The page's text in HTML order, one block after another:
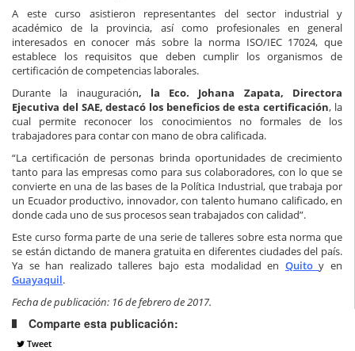
A este curso asistieron representantes del sector industrial y
académico de la provincia, así como profesionales en general
interesados en conocer más sobre la norma ISO/IEC 17024, que
establece los requisitos que deben cumplir los organismos de
certificación de competencias laborales.
Durante la inauguración, la Eco. Johana Zapata, Directora
Ejecutiva del SAE, destacó los beneficios de esta certificación, la
cual permite reconocer los conocimientos no formales de los
trabajadores para contar con mano de obra calificada.
“La certificación de personas brinda oportunidades de crecimiento
tanto para las empresas como para sus colaboradores, con lo que se
convierte en una de las bases de la Política Industrial, que trabaja por
un Ecuador productivo, innovador, con talento humano calificado, en
donde cada uno de sus procesos sean trabajados con calidad”.
Este curso forma parte de una serie de talleres sobre esta norma que
se están dictando de manera gratuita en diferentes ciudades del país.
Ya se han realizado talleres bajo esta modalidad en Quitoy en
Guayaquil.
Fecha de publicación: 16 de febrero de 2017.
Comparte esta publicación:
Tweet